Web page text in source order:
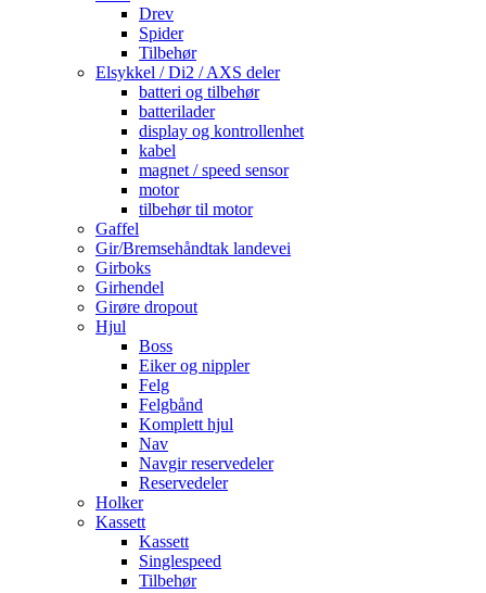
Drev
Spider
Tilbehør
Elsykkel / Di2 / AXS deler
batteri og tilbehør
batterilader
display og kontrollenhet
kabel
magnet / speed sensor
motor
tilbehør til motor
Gaffel
Gir/Bremsehåndtak landevei
Girboks
Girhendel
Girøre dropout
Hjul
Boss
Eiker og nippler
Felg
Felgbånd
Komplett hjul
Nav
Navgir reservedeler
Reservedeler
Holker
Kassett
Kassett
Singlespeed
Tilbehør